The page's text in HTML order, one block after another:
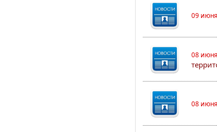
09
08
08